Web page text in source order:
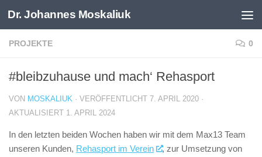
Zum Inhalt springen
Dr. Johannes Moskaliuk
PROJEKTE 0
#bleibzuhause und mach‘ Rehasport
VON MOSKALIUK · VERÖFFENTLICHT 7. APRIL 2020 ·
AKTUALISIERT 1. APRIL 2024
In den letzten beiden Wochen haben wir mit dem Max13 Team
unseren Kunden, Rehasport im Verein
, zur Umsetzung von